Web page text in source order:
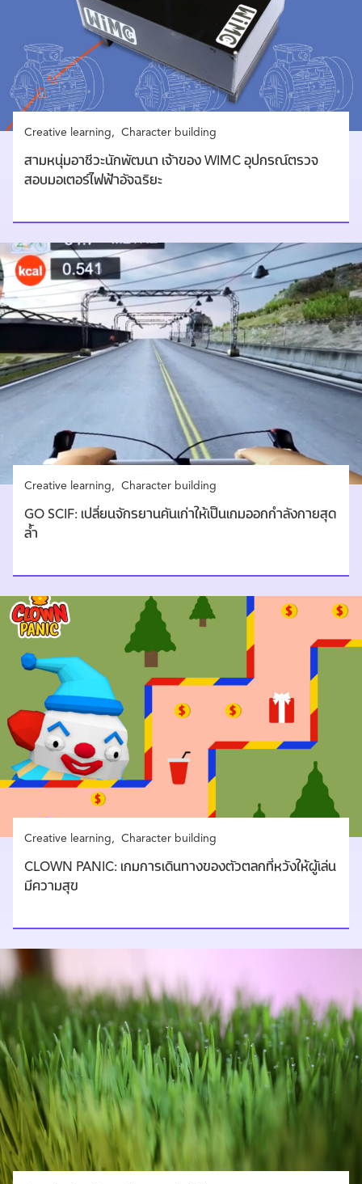
Creative learning Character building
สามหนุ่มอาชีวะนักพัฒนา เจ้าของ WIMC อุปกรณ์ตรวจ
สอบมอเตอร์ไฟฟ้าอัจฉริยะ
Creative learning Character building
GO SCIF: เปลี่ยนจักรยานคันเก่าให้เป็นเกมออกกำลังกายสุด
ล้ำ
Creative learning Character building
CLOWN PANIC: เกมการเดินทางของตัวตลกที่หวังให้ผู้เล่น
มีความสุข